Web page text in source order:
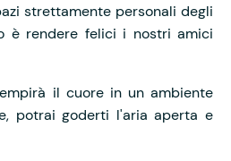
strettamente personali degli
è rendere felici i nostri amici
il cuore in un ambiente
potrai goderti l'aria aperta e